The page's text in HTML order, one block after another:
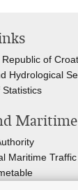
of
Hydrological
Maritime Traffic